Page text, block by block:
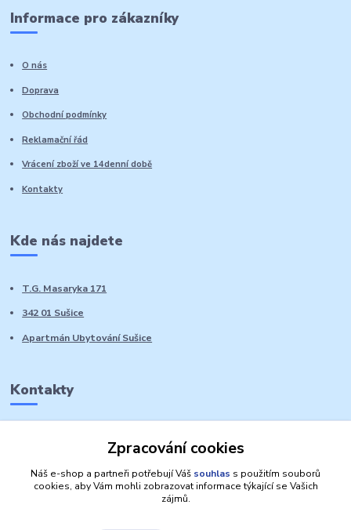
Informace pro zákazníky
O nás
Doprava
Obchodní podmínky
Reklamační řád
Vrácení zboží ve 14denní době
Kontakty
Kde nás najdete
T.G. Masaryka 171
342 01 Sušice
Apartmán Ubytování Sušice
Kontakty
Zpracování cookies
Náš e-shop a partneři potřebují Váš souhlas s použitím souborů
cookies, aby Vám mohli zobrazovat informace týkající se Vašich
zájmů.